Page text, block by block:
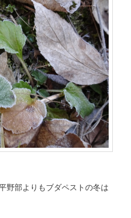
野部よりもブダペストの冬は